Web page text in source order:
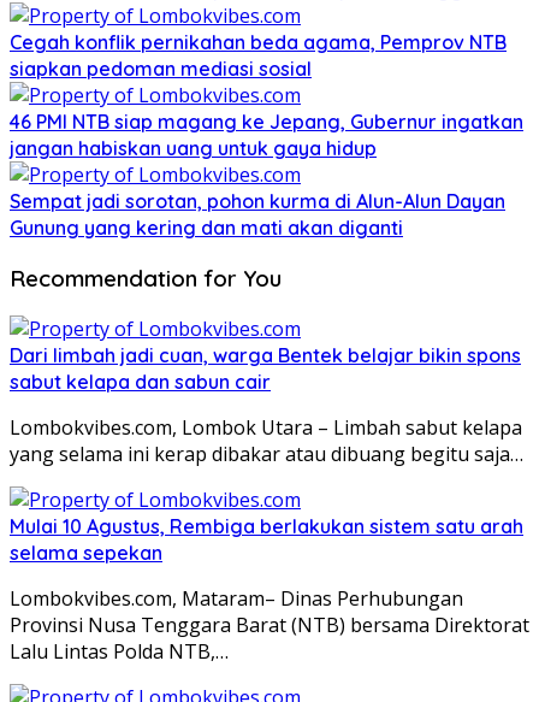
Cegah konflik pernikahan beda agama, Pemprov NTB
siapkan pedoman mediasi sosial
46 PMI NTB siap magang ke Jepang, Gubernur ingatkan
jangan habiskan uang untuk gaya hidup
Sempat jadi sorotan, pohon kurma di Alun-Alun Dayan
Gunung yang kering dan mati akan diganti
Recommendation for You
Dari limbah jadi cuan, warga Bentek belajar bikin spons
sabut kelapa dan sabun cair
Lombokvibes.com, Lombok Utara – Limbah sabut kelapa
yang selama ini kerap dibakar atau dibuang begitu saja…
Mulai 10 Agustus, Rembiga berlakukan sistem satu arah
selama sepekan
Lombokvibes.com, Mataram– Dinas Perhubungan
Provinsi Nusa Tenggara Barat (NTB) bersama Direktorat
Lalu Lintas Polda NTB,…